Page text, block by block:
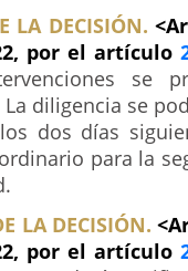
LA DECISIÓN.
por el artículo
se
diligencia se
dos días
para la
LA DECISIÓN.
por el artículo